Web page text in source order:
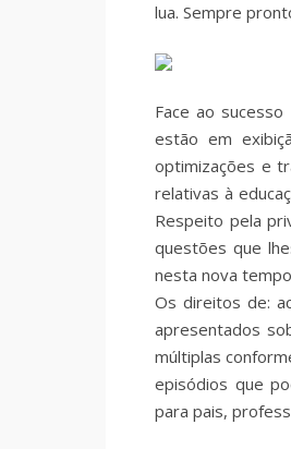
lua. Sempre
Face ao
estão em
optimizações e
relativas à
Respeito pela
questões que
nesta nova
Os direitos de:
apresentados
múltiplas
episódios que
para pais,